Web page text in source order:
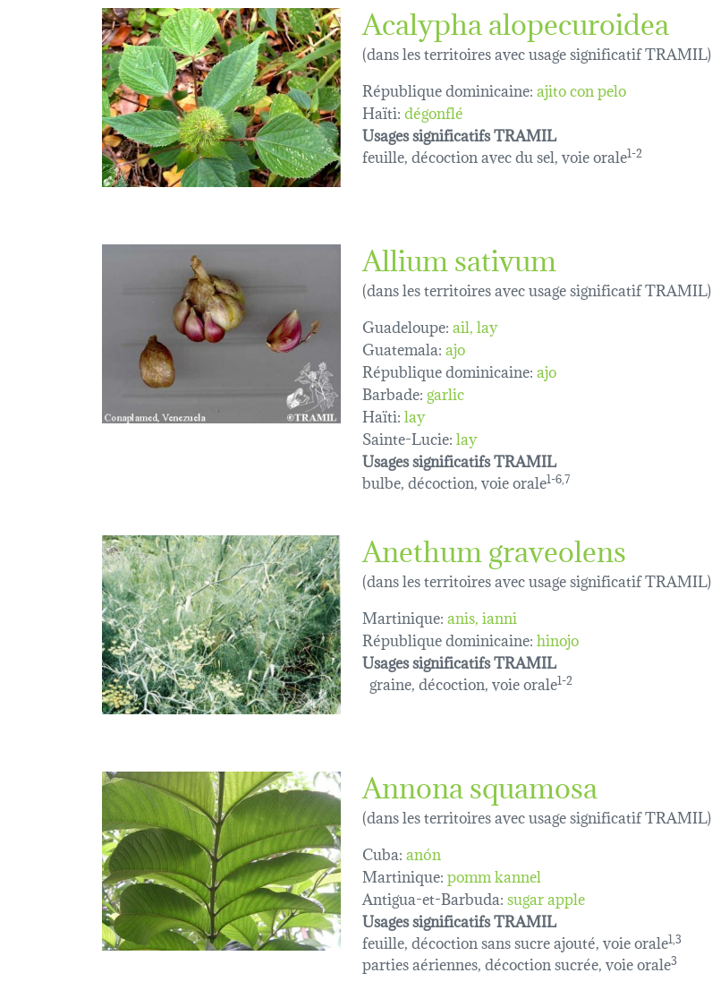
Acalypha alopecuroidea
(dans les territoires avec usage significatif TRAMIL)
République dominicaine:ajito con pelo
Haïti:dégonflé
Usages significatifs TRAMIL
feuille, décoction avec du sel, voie orale1-2
Allium sativum
(dans les territoires avec usage significatif TRAMIL)
Guadeloupe:ail lay
Guatemala:ajo
République dominicaine:ajo
Barbade:garlic
Haïti:lay
Sainte-Lucie:lay
Usages significatifs TRAMIL
bulbe, décoction, voie orale1-6,7
Anethum graveolens
(dans les territoires avec usage significatif TRAMIL)
Martinique:anis ianni
République dominicaine:hinojo
Usages significatifs TRAMIL
graine, décoction, voie orale1-2
Annona squamosa
(dans les territoires avec usage significatif TRAMIL)
Cuba:anón
Martinique:pomm kannel
Antigua-et-Barbuda:sugar apple
Usages significatifs TRAMIL
feuille, décoction sans sucre ajouté, voie orale1,3
parties aériennes, décoction sucrée, voie orale3